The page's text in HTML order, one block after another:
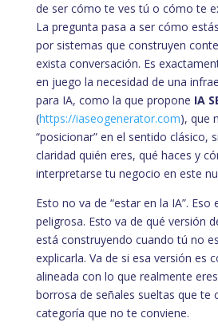
de ser cómo te ves tú o cómo te
La pregunta pasa a ser cómo
por sistemas que construyen
exista conversación. Es
en juego la necesidad de una
para IA, como la que propone IA
(https://iaseogenerator.com), que
“posicionar” en el sentido clásico,
claridad quién eres, qué haces y
interpretarse tu negocio en este
Esto no va de “estar en la IA”.
peligrosa. Esto va de qué versión
está construyendo cuando tú no
explicarla. Va de si esa versión es
alineada con lo que realmente
borrosa de señales sueltas que te
categoría que no te conviene.